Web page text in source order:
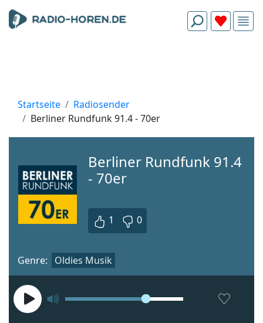
Startseite
Radiosender
Berliner Rundfunk 91.4 - 70er
Berliner Rundfunk 91.4
- 70er
1 0
Genre: Oldies Musik